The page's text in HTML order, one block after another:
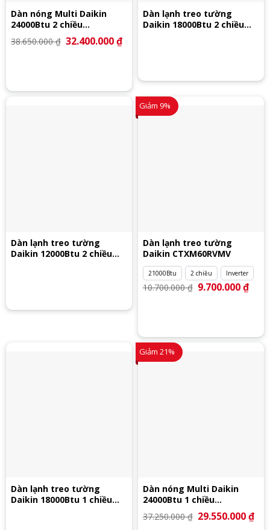
Dàn nóng Multi Daikin
24000Btu 2 chiều
4MXM68RVMV
38.650.000₫ Giá
gốc
32.400.000₫Giá
Dàn lạnh treo tường
Daikin 18000Btu 2 chiều
Dàn lạnh treo tường
Daikin 12000Btu 2 chiều
Giảm 9%
Dàn lạnh treo tường
Daikin CTXM60RVMV
21000Btu 2 chiều Inverter
10.700.000₫ Giá
gốc
9.700.000₫Giá
Dàn lạnh treo tường
Daikin 18000Btu 1 chiều
Giảm 21%
Dàn nóng Multi Daikin
24000Btu 1 chiều
4MKM68RVMV
37.250.000₫ Giá
gốc
29.550.000₫Giá